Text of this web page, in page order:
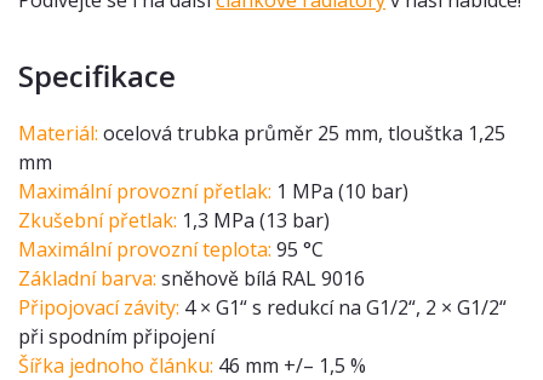
Specifikace
Materiál: ocelová trubka průměr 25 mm, tlouštka 1,25
mm
Maximální provozní přetlak: 1 MPa (10 bar)
Zkušební přetlak: 1,3 MPa (13 bar)
Maximální provozní teplota: 95 °C
Základní barva: sněhově bílá RAL 9016
Připojovací závity: 4 × G1“ s redukcí na G1/2“, 2 × G1/2“
při spodním připojení
Šířka jednoho článku: 46 mm +/– 1,5 %